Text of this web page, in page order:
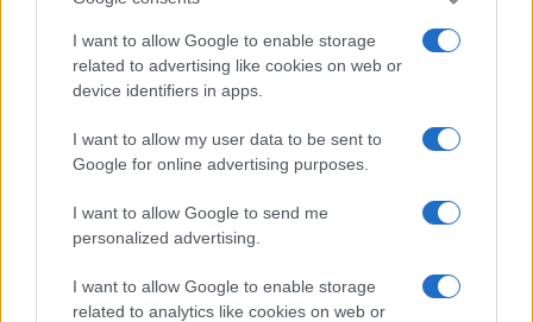
I want to allow Google to enable storage
related to advertising like cookies on web or
device identifiers in apps.
I want to allow my user data to be sent to
Google for online advertising purposes.
I want to allow Google to send me
personalized advertising.
I want to allow Google to enable storage
related to analytics like cookies on web or